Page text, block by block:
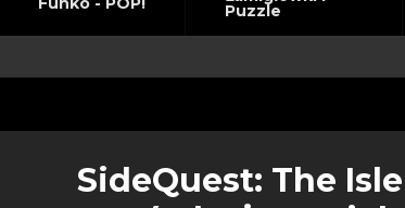
Puzzle
SideQuest: The